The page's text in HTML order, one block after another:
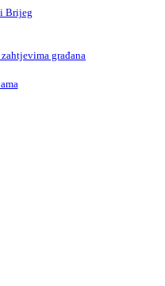
Brijeg
građana